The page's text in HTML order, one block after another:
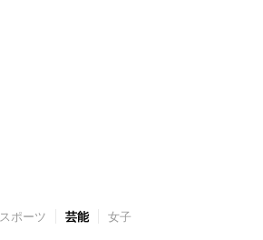
スポーツ 芸能 女子